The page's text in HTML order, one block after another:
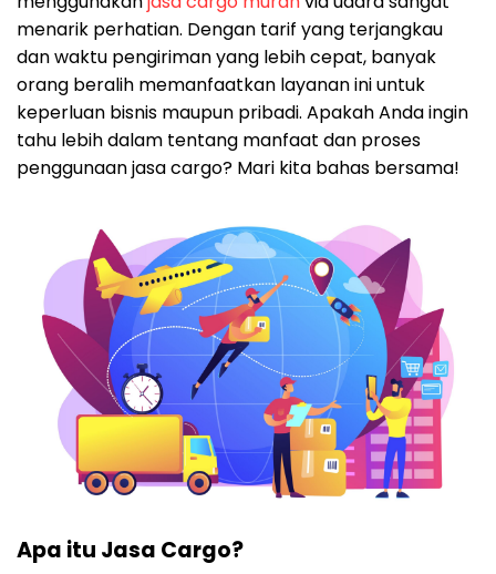
menarik perhatian. Dengan tarif yang terjangkau
dan waktu pengiriman yang lebih cepat, banyak
orang beralih memanfaatkan layanan ini untuk
keperluan bisnis maupun pribadi. Apakah Anda ingin
tahu lebih dalam tentang manfaat dan proses
penggunaan jasa cargo? Mari kita bahas bersama!
Apa itu Jasa Cargo?